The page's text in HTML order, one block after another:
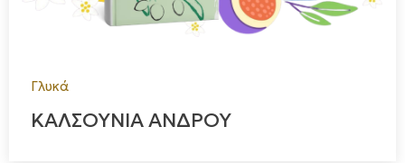
Γλυκά
ΚΑΛΣΟΥΝΙΑ ΑΝΔΡΟΥ